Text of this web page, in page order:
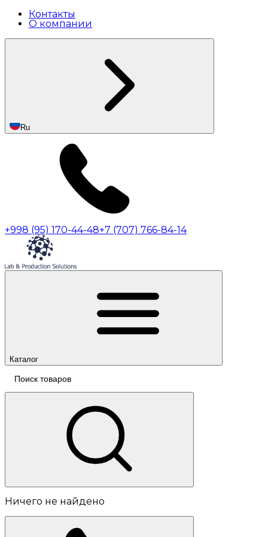
Контакты
О компании
Ru
+998 (95) 170-44-48+7 (707) 766-84-14
Каталог
Ничего не найдено